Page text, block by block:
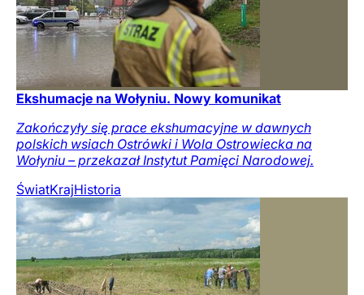
Ekshumacje na Wołyniu. Nowy komunikat
Zakończyły się prace ekshumacyjne w dawnych
polskich wsiach Ostrówki i Wola Ostrowiecka na
Wołyniu – przekazał Instytut Pamięci Narodowej.
ŚwiatKrajHistoria